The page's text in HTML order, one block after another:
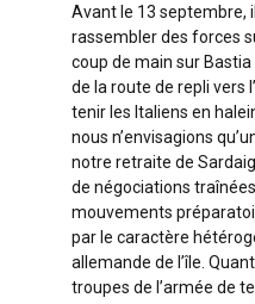
Avant le 13 septembre,
rassembler des forces
coup de main sur
de la route de repli vers
tenir les Italiens en
nous n’envisagions
notre retraite de
de négociations
mouvements
par le caractère
allemande de l’île.
troupes de l’armée de